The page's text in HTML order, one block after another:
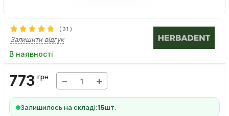
( 31 )
Залишити відгук
В наявності
773 грн − +
Залишилось на складі:15шт.